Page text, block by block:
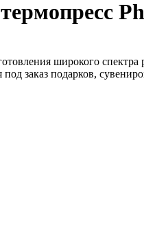
широкого
заказ подарков,